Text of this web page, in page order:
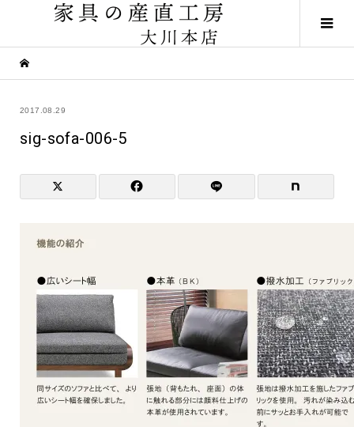
2017.08.29
sig-sofa-006-5